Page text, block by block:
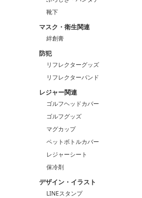
靴下
マスク・衛生関連
絆創膏
防犯
リフレクターグッズ
リフレクターバンド
レジャー関連
ゴルフヘッドカバー
ゴルフグッズ
マグカップ
ペットボトルカバー
レジャーシート
保冷剤
デザイン・イラスト
LINEスタンプ